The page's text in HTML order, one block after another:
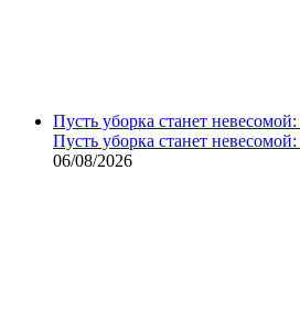
Пусть уборка станет
Пусть уборка станет
06/08/2026